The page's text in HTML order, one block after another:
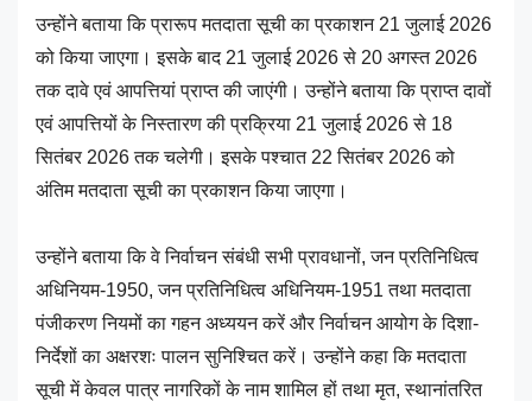
उन्होंने बताया कि प्रारूप मतदाता सूची का प्रकाशन 21 जुलाई 2026
को किया जाएगा। इसके बाद 21 जुलाई 2026 से 20 अगस्त 2026
तक दावे एवं आपत्तियां प्राप्त की जाएंगी। उन्होंने बताया कि प्राप्त दावों
एवं आपत्तियों के निस्तारण की प्रक्रिया 21 जुलाई 2026 से 18
सितंबर 2026 तक चलेगी। इसके पश्चात 22 सितंबर 2026 को
अंतिम मतदाता सूची का प्रकाशन किया जाएगा।
उन्होंने बताया कि वे निर्वाचन संबंधी सभी प्रावधानों, जन प्रतिनिधित्व
अधिनियम-1950, जन प्रतिनिधित्व अधिनियम-1951 तथा मतदाता
पंजीकरण नियमों का गहन अध्ययन करें और निर्वाचन आयोग के दिशा-
निर्देशों का अक्षरशः पालन सुनिश्चित करें। उन्होंने कहा कि मतदाता
सूची में केवल पात्र नागरिकों के नाम शामिल हों तथा मृत, स्थानांतरित